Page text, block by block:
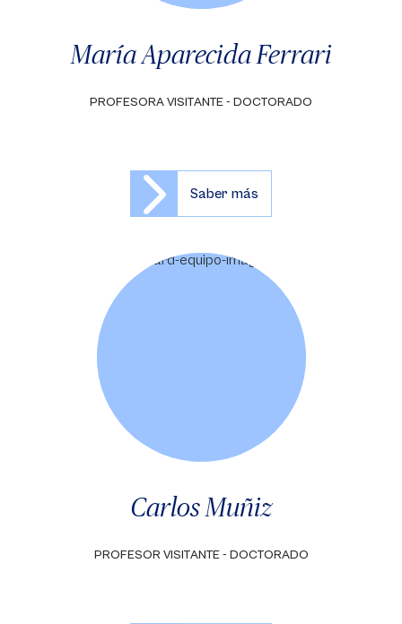
María Aparecida Ferrari
PROFESORA VISITANTE - DOCTORADO
Saber más
Carlos Muñiz
PROFESOR VISITANTE - DOCTORADO